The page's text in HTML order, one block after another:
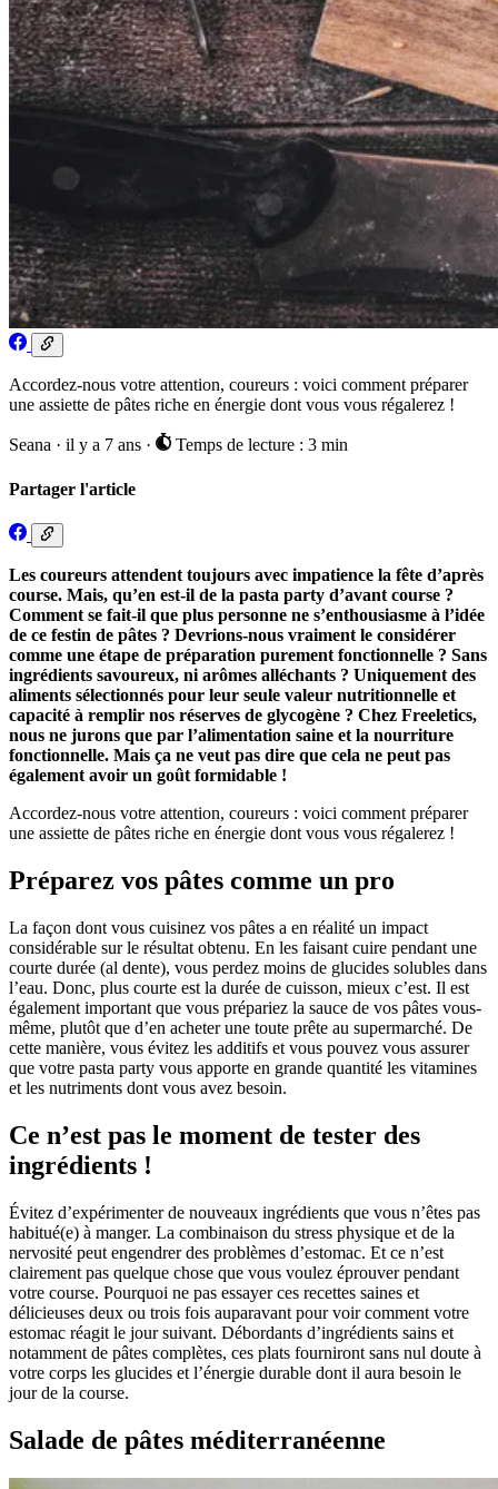
Accordez-nous votre attention, coureurs : voici comment préparer
une assiette de pâtes riche en énergie dont vous vous régalerez !
Seana · il y a 7 ans · Temps de lecture : 3 min
Partager l'article
Les coureurs attendent toujours avec impatience la fête d’après
course. Mais, qu’en est-il de la pasta party d’avant course ?
Comment se fait-il que plus personne ne s’enthousiasme à l’idée
de ce festin de pâtes ? Devrions-nous vraiment le considérer
comme une étape de préparation purement fonctionnelle ? Sans
ingrédients savoureux, ni arômes alléchants ? Uniquement des
aliments sélectionnés pour leur seule valeur nutritionnelle et
capacité à remplir nos réserves de glycogène ? Chez Freeletics,
nous ne jurons que par l’alimentation saine et la nourriture
fonctionnelle. Mais ça ne veut pas dire que cela ne peut pas
également avoir un goût formidable !
Accordez-nous votre attention, coureurs : voici comment préparer
une assiette de pâtes riche en énergie dont vous vous régalerez !
Préparez vos pâtes comme un pro
La façon dont vous cuisinez vos pâtes a en réalité un impact
considérable sur le résultat obtenu. En les faisant cuire pendant une
courte durée (al dente), vous perdez moins de glucides solubles dans
l’eau. Donc, plus courte est la durée de cuisson, mieux c’est. Il est
également important que vous prépariez la sauce de vos pâtes vous-
même, plutôt que d’en acheter une toute prête au supermarché. De
cette manière, vous évitez les additifs et vous pouvez vous assurer
que votre pasta party vous apporte en grande quantité les vitamines
et les nutriments dont vous avez besoin.
Ce n’est pas le moment de tester des
ingrédients !
Évitez d’expérimenter de nouveaux ingrédients que vous n’êtes pas
habitué(e) à manger. La combinaison du stress physique et de la
nervosité peut engendrer des problèmes d’estomac. Et ce n’est
clairement pas quelque chose que vous voulez éprouver pendant
votre course. Pourquoi ne pas essayer ces recettes saines et
délicieuses deux ou trois fois auparavant pour voir comment votre
estomac réagit le jour suivant. Débordants d’ingrédients sains et
notamment de pâtes complètes, ces plats fourniront sans nul doute à
votre corps les glucides et l’énergie durable dont il aura besoin le
jour de la course.
Salade de pâtes méditerranéenne